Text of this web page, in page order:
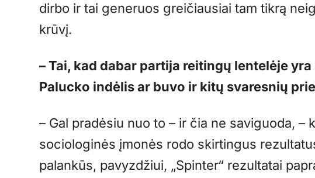
dirbo ir tai generuos greičiausiai tam tikrą
krūvį.
– Tai, kad dabar partija reitingų lentelėje
Palucko indėlis ar buvo ir kitų svaresnių
– Gal pradėsiu nuo to – ir čia ne saviguoda, –
sociologinės įmonės rodo skirtingus
palankūs, pavyzdžiui, „Spinter“ rezultatai